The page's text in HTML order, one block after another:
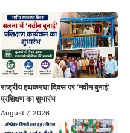
राष्ट्रीय हथकरघा दिवस पर ‘नवीन बुनाई’
प्रशिक्षण का शुभारंभ
August 7, 2026